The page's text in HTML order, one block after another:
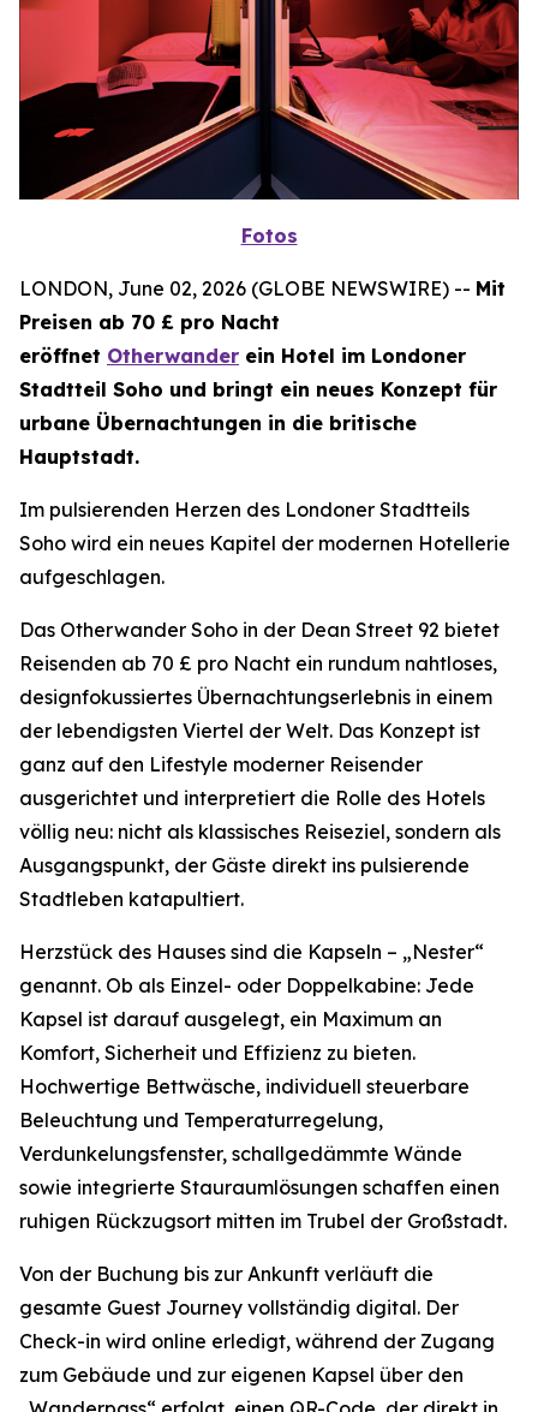
Fotos
LONDON, June 02, 2026 (GLOBE NEWSWIRE) -- Mit
Preisen ab 70 £ pro Nacht
eröffnet Otherwander ein Hotel im Londoner
Stadtteil Soho und bringt ein neues Konzept für
urbane Übernachtungen in die britische
Hauptstadt.
Im pulsierenden Herzen des Londoner Stadtteils
Soho wird ein neues Kapitel der modernen Hotellerie
aufgeschlagen.
Das Otherwander Soho in der Dean Street 92 bietet
Reisenden ab 70 £ pro Nacht ein rundum nahtloses,
designfokussiertes Übernachtungserlebnis in einem
der lebendigsten Viertel der Welt. Das Konzept ist
ganz auf den Lifestyle moderner Reisender
ausgerichtet und interpretiert die Rolle des Hotels
völlig neu: nicht als klassisches Reiseziel, sondern als
Ausgangspunkt, der Gäste direkt ins pulsierende
Stadtleben katapultiert.
Herzstück des Hauses sind die Kapseln – „Nester“
genannt. Ob als Einzel- oder Doppelkabine: Jede
Kapsel ist darauf ausgelegt, ein Maximum an
Komfort, Sicherheit und Effizienz zu bieten.
Hochwertige Bettwäsche, individuell steuerbare
Beleuchtung und Temperaturregelung,
Verdunkelungsfenster, schallgedämmte Wände
sowie integrierte Stauraumlösungen schaffen einen
ruhigen Rückzugsort mitten im Trubel der Großstadt.
Von der Buchung bis zur Ankunft verläuft die
gesamte Guest Journey vollständig digital. Der
Check-in wird online erledigt, während der Zugang
zum Gebäude und zur eigenen Kapsel über den